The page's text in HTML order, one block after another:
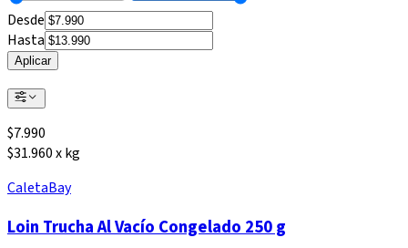
Desde
Hasta
Aplicar
$7.990
$31.960 x kg
CaletaBay
Loin Trucha Al Vacío Congelado 250 g